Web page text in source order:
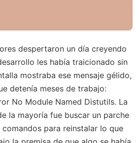
despertaron un día creyendo
les había traicionado sin
mostraba ese mensaje gélido,
detenía meses de trabajo:
No Module Named Distutils. La
la mayoría fue buscar un parche
para reinstalar lo que